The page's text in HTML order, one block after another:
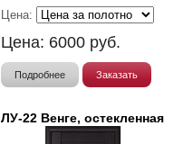
Цена:
Цена: 6000 руб.
Подробнее Заказать
ЛУ-22 Венге, остекленная